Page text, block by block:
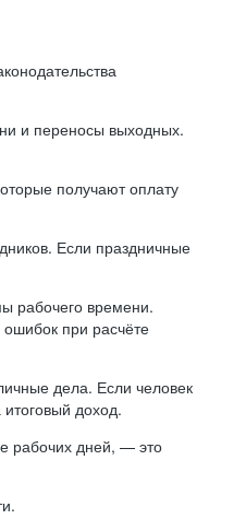
и переносы выходных.
получают оплату
Если праздничные
рабочего времени.
при расчёте
дела. Если человек
доход.
рабочих дней, — это